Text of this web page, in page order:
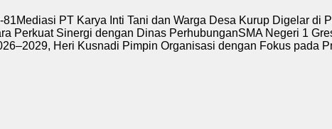
81Mediasi PT Karya Inti Tani dan Warga Desa Kurup Digelar di
Perkuat Sinergi dengan Dinas PerhubunganSMA Negeri 1
Heri Kusnadi Pimpin Organisasi dengan Fokus pada